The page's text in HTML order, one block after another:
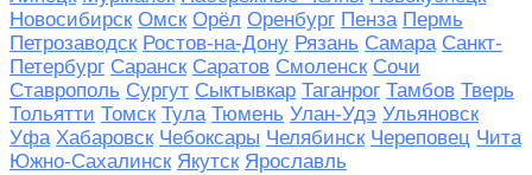
Новосибирск Омск Орёл Оренбург Пенза Пермь
Петрозаводск Ростов-на-Дону Рязань Самара Санкт-
Петербург Саранск Саратов Смоленск Сочи
Ставрополь Сургут Сыктывкар Таганрог Тамбов Тверь
Тольятти Томск Тула Тюмень Улан-Удэ Ульяновск
Уфа Хабаровск Чебоксары Челябинск Череповец Чита
Южно-Сахалинск Якутск Ярославль